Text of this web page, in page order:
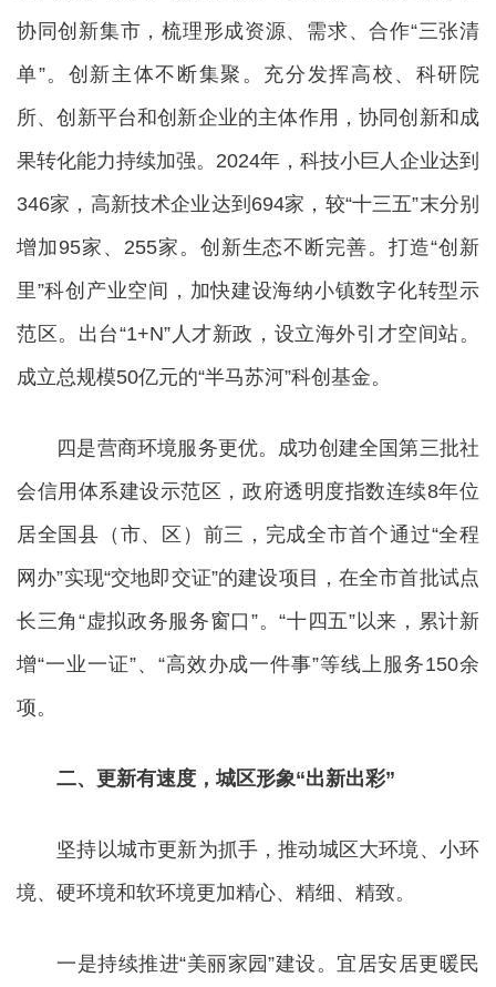
协同创新集市，梳理形成资源、需求、合作“三张清
单”。创新主体不断集聚。充分发挥高校、科研院
所、创新平台和创新企业的主体作用，协同创新和成
果转化能力持续加强。2024年，科技小巨人企业达到
346家，高新技术企业达到694家，较“十三五”末分别
增加95家、255家。创新生态不断完善。打造“创新
里”科创产业空间，加快建设海纳小镇数字化转型示
范区。出台“1+N”人才新政，设立海外引才空间站。
成立总规模50亿元的“半马苏河”科创基金。
四是营商环境服务更优。成功创建全国第三批社
会信用体系建设示范区，政府透明度指数连续8年位
居全国县（市、区）前三，完成全市首个通过“全程
网办”实现“交地即交证”的建设项目，在全市首批试点
长三角“虚拟政务服务窗口”。“十四五”以来，累计新
增“一业一证”、“高效办成一件事”等线上服务150余
项。
二、更新有速度，城区形象“出新出彩”
坚持以城市更新为抓手，推动城区大环境、小环
境、硬环境和软环境更加精心、精细、精致。
一是持续推进“美丽家园”建设。宜居安居更暖民